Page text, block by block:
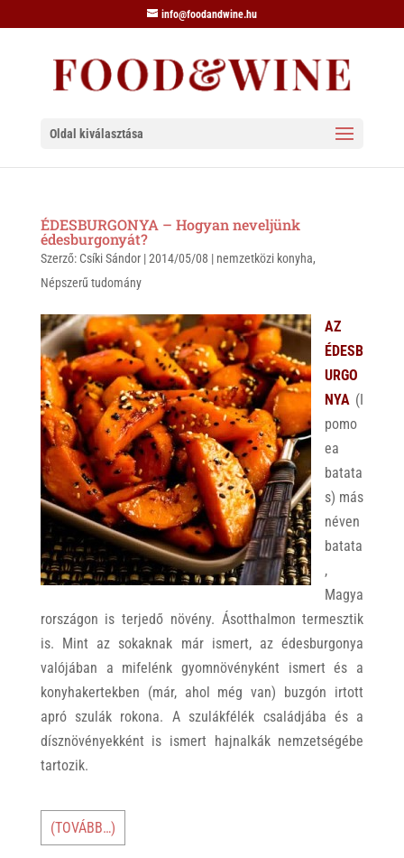
info@foodandwine.hu
Oldal kiválasztása
ÉDESBURGONYA – Hogyan neveljünk
édesburgonyát?
Szerző: Csíki Sándor|2014/05/08 | nemzetközi konyha,
Népszerű tudomány
AZ
ÉDESB
URGO
NYA(I
pomo
ea
batata
s) más
néven
batata
,
Magya
rországon is terjedő növény. Ásotthalmon termesztik
is. Mint az sokaknak már ismert, az édesburgonya
valójában a mifelénk gyomnövényként ismert és a
konyhakertekben (már, ahol még van) buzgón irtott
apró szulák rokona. A szulákfélék családjába és a
dísznövényekként is ismert hajnalkák nemzetségébe
tartozik.
(TOVÁBB…)